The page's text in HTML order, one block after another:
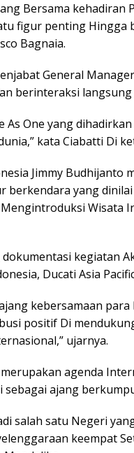
Bersama kehadiran
figur penting Hingga
Bagnaia.
General
berinteraksi
As One yang
kata Ciabatti Di
Jimmy Budhijanto
berkendara yang
Wisata
kegiatan
Ducati Asia
kebersamaan
positif Di
ujarnya.
merupakan agenda
sebagai ajang
salah satu Negeri
keempat